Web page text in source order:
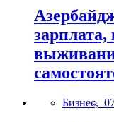
Бизнес,